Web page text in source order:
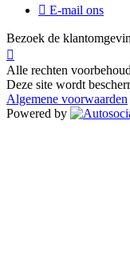
E-mail ons
Bezoek de
Alle rechten
Deze site wordt
Algemene voorwaarden
Powered by